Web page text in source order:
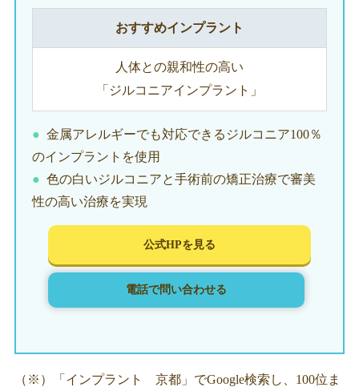
おすすめインプラント
人体との親和性の高い
「ジルコニアインプラント」
金属アレルギーでも対応できるジルコニア100％
のインプラントを使用
色の白いジルコニアと手術前の矯正治療で審美
性の高い治療を実現
公式HPを見る
電話で問い合わせる
（※）「インプラント 京都」でGoogle検索し、100位ま